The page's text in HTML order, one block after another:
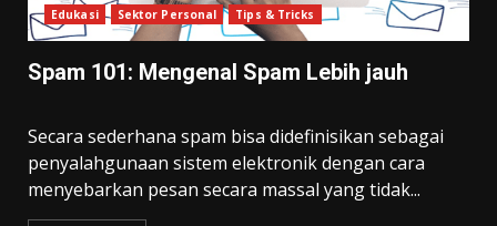
Edukasi Sektor Personal Tips & Tricks
Spam 101: Mengenal Spam Lebih jauh
Secara sederhana spam bisa didefinisikan sebagai
penyalahgunaan sistem elektronik dengan cara
menyebarkan pesan secara massal yang tidak...